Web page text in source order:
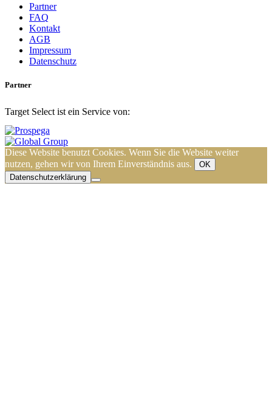
Partner
FAQ
Kontakt
AGB
Impressum
Datenschutz
Partner
Target Select ist ein Service von:
Diese Website benutzt Cookies. Wenn Sie die Website weiter
nutzen, gehen wir von Ihrem Einverständnis aus.
OK
Datenschutzerklärung